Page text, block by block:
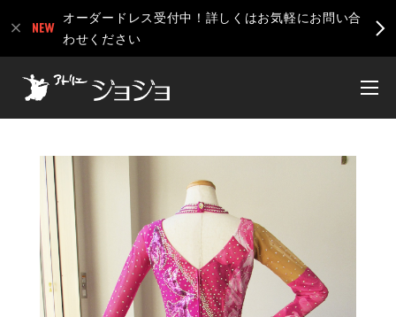
オーダードレス受付中！詳しくはお気軽にお問い合
わせください